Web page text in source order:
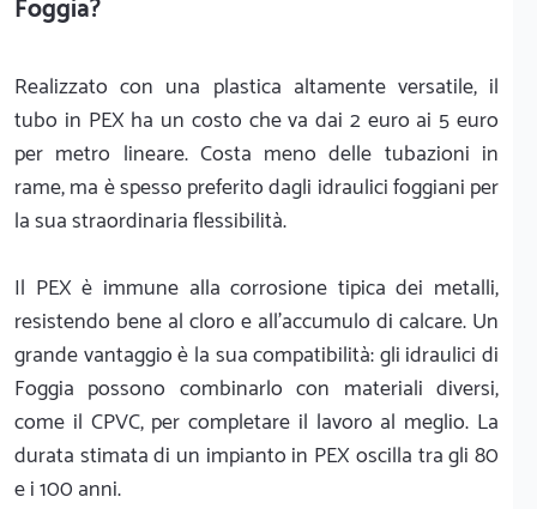
Foggia?
Realizzato con una plastica altamente versatile, il
tubo in PEX ha un costo che va dai 2 euro ai 5 euro
per metro lineare. Costa meno delle tubazioni in
rame, ma è spesso preferito dagli idraulici foggiani per
la sua straordinaria flessibilità.
Il PEX è immune alla corrosione tipica dei metalli,
resistendo bene al cloro e all'accumulo di calcare. Un
grande vantaggio è la sua compatibilità: gli idraulici di
Foggia possono combinarlo con materiali diversi,
come il CPVC, per completare il lavoro al meglio. La
durata stimata di un impianto in PEX oscilla tra gli 80
e i 100 anni.